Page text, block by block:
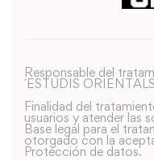
Responsable del
´ESTUDIS
Finalidad del
usuarios y atender las
Base legal para el
otorgado con la
Protección de datos.